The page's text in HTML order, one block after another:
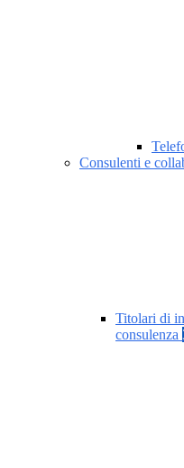
Consulenti e
Titolari di
consulenza